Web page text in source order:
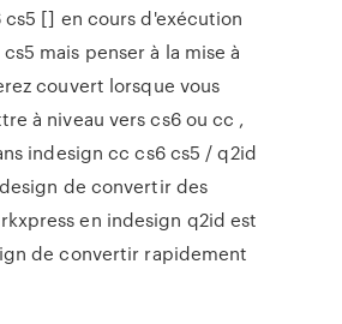
[] en cours d'exécution
mais penser à la mise à
couvert lorsque vous
à niveau vers cs6 ou cc ,
indesign cc cs6 cs5 / q2id
de convertir des
en indesign q2id est
de convertir rapidement